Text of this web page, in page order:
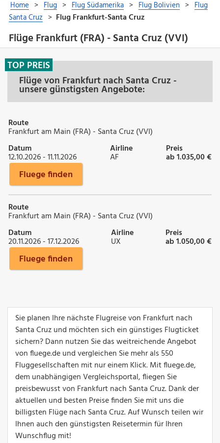
Flüge Frankfurt (FRA) - Santa Cruz (VVI)
Flüge von Frankfurt nach Santa Cruz -
unsere günstigsten Angebote:
TOP PREIS
Route
Frankfurt am Main (FRA) - Santa Cruz (VVI)
Datum
12.10.2026 - 11.11.2026
Airline
AF
Preis
ab 1.035,00 €
Fluege finden
Route
Frankfurt am Main (FRA) - Santa Cruz (VVI)
Datum
20.11.2026 - 17.12.2026
Airline
UX
Preis
ab 1.050,00 €
Fluege finden
Sie planen Ihre nächste Flugreise von Frankfurt nach
Santa Cruz und möchten sich ein günstiges Flugticket
sichern? Dann nutzen Sie das weitreichende Angebot
von fluege.de und vergleichen Sie mehr als 550
Fluggesellschaften mit nur einem Klick. Mit fluege.de,
dem unabhängigen Vergleichsportal, fliegen Sie
preisbewusst von Frankfurt nach Santa Cruz. Dank der
aktuellen und besten Preise finden Sie mit uns die
billigsten Flüge nach Santa Cruz. Auf Wunsch teilen wir
Ihnen auch den günstigsten Reisetermin für Ihren
Wunschflug mit!